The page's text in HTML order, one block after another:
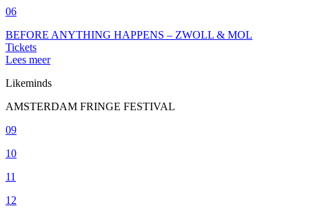
06
BEFORE ANYTHING HAPPENS – ZWOLL & MOL
Tickets
Lees meer
Likeminds
AMSTERDAM FRINGE FESTIVAL
09
10
11
12